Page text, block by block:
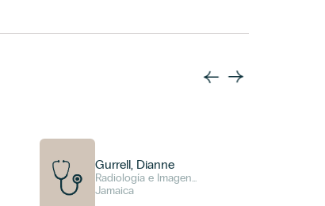
Gurrell, Dianne
Radiología e Imagen
Diagnóstica
Jamaica